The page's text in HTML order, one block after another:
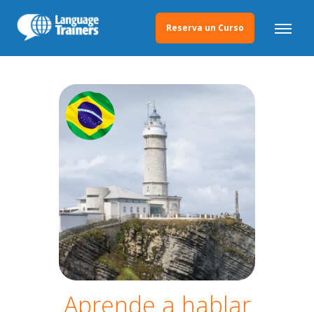
Reserva un Curso
Aprende a hablar